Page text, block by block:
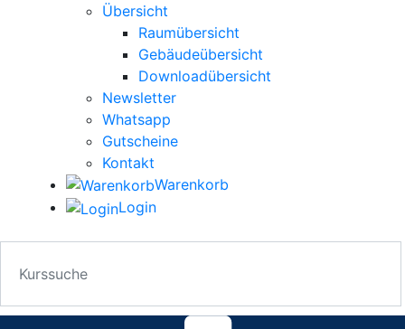
Übersicht
Raumübersicht
Gebäudeübersicht
Downloadübersicht
Newsletter
Whatsapp
Gutscheine
Kontakt
Warenkorb
Login